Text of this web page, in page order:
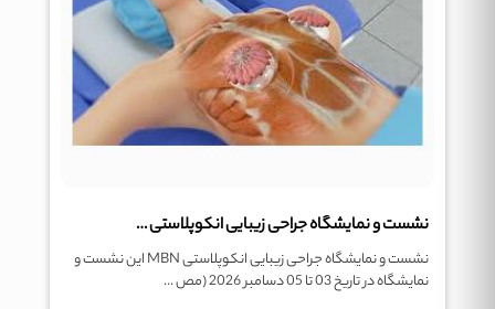
نشست و نمایشگاه جراحی زیبایی انکوپلاستی MBN
نشست و نمایشگاه جراحی زیبایی انکوپلاستی MBN این نشست و
نمایشگاه در تاریخ 03 تا 05 دسامبر 2026 (مص ...